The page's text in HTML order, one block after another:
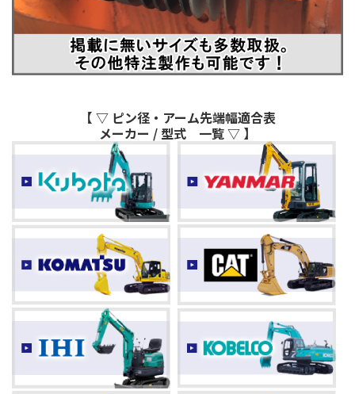
【 ▽ ピン径・アーム先端幅適合表
メーカー / 型式 一覧 ▽ 】